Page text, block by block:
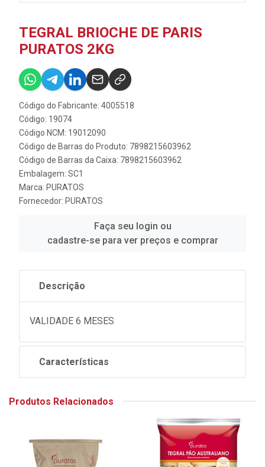
TEGRAL BRIOCHE DE PARIS
PURATOS 2KG
Código do Fabricante: 4005518
Código: 19074
Código NCM: 19012090
Código de Barras do Produto: 7898215603962
Código de Barras da Caixa: 7898215603962
Embalagem: SC1
Marca: PURATOS
Fornecedor: PURATOS
Faça seu login ou
cadastre-se para ver preços e comprar
Descrição
VALIDADE 6 MESES
Características
Produtos Relacionados